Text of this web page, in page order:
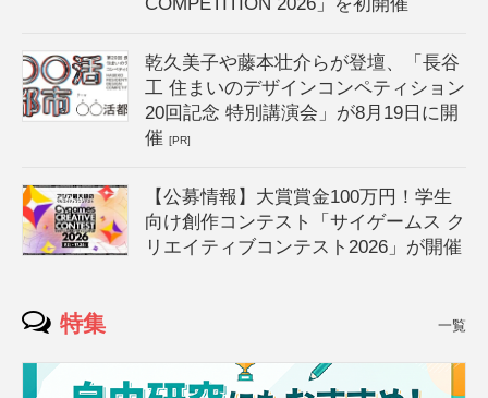
乾久美子や藤本壮介らが登壇、「長谷
工 住まいのデザインコンペティション
20回記念 特別講演会」が8月19日に開
催[PR]
【公募情報】大賞賞金100万円！学生
向け創作コンテスト「サイゲームス ク
リエイティブコンテスト2026」が開催
特集 一覧